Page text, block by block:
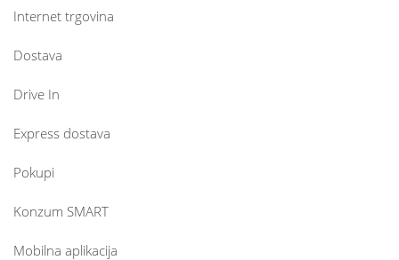
Internet trgovina
Dostava
Drive In
Express dostava
Pokupi
Konzum SMART
Mobilna aplikacija